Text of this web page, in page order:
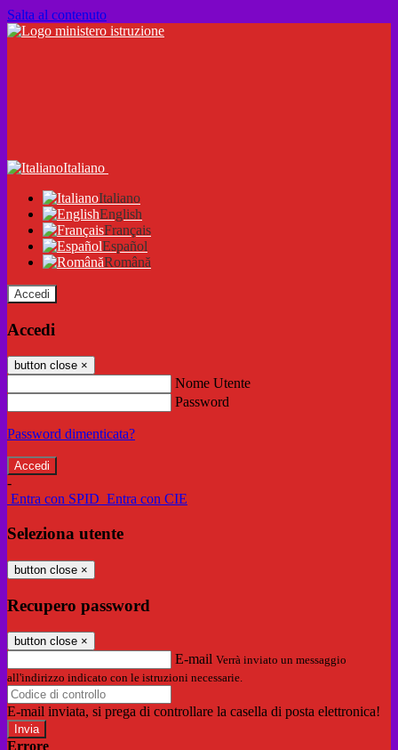
Salta al contenuto
Italiano
Italiano
English
Français
Español
Română
Accedi
Accedi
button close ×
Nome Utente
Password
Password dimenticata?
-
Entra con SPID Entra con CIE
Seleziona utente
button close ×
Recupero password
button close ×
E-mail Verrà inviato un messaggio
all'indirizzo indicato con le istruzioni necessarie.
E-mail inviata, si prega di controllare la casella di posta elettronica!
Errore